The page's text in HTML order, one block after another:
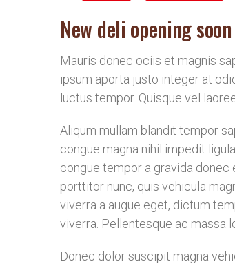
New deli opening
Mauris donec ociis et magnis
ipsum aporta justo integer at
luctus tempor. Quisque vel
Aliqum mullam blandit tempor
congue magna nihil impedit
congue tempor a gravida
porttitor nunc, quis vehicula
viverra a augue eget, dictum
viverra. Pellentesque ac massa
Donec dolor suscipit magna